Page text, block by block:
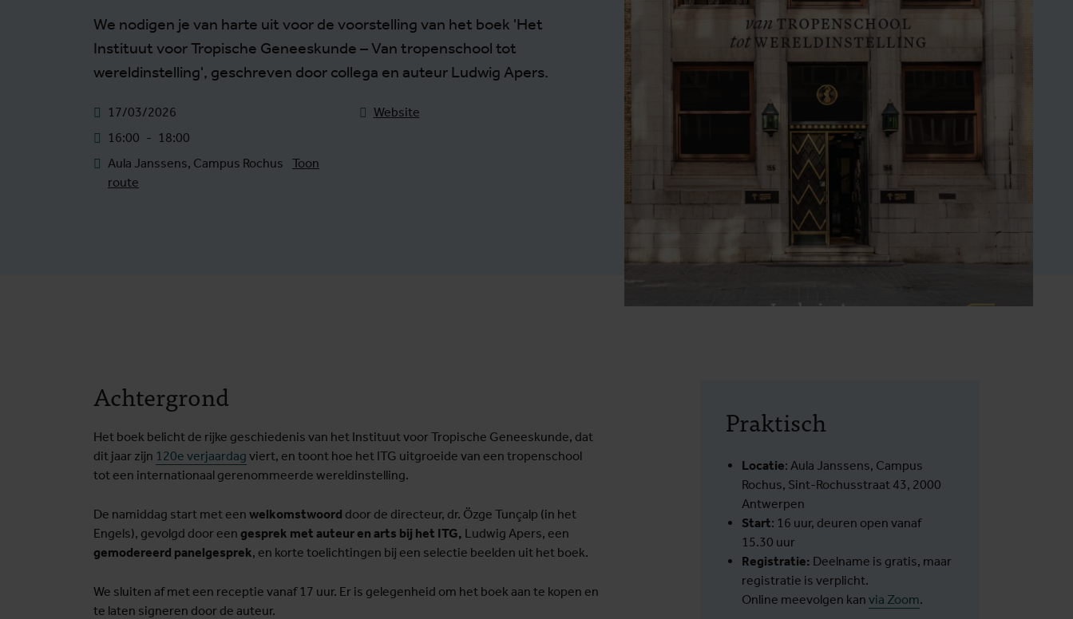
We nodigen je van harte uit voor de voorstelling van het boek 'Het
Instituut voor Tropische Geneeskunde – Van tropenschool tot
wereldinstelling', geschreven door collega en auteur Ludwig Apers.
17/03/2026
16:00 - 18:00
Aula Janssens, Campus Rochus
Toon
route
Website
Achtergrond
Het boek belicht de rijke geschiedenis van het Instituut voor Tropische Geneeskunde, dat
dit jaar zijn 120e verjaardag viert, en toont hoe het ITG uitgroeide van een tropenschool
tot een internationaal gerenommeerde wereldinstelling.
De namiddag start met een welkomstwoord door de directeur, dr. Özge Tunçalp (in het
Engels), gevolgd door een gesprek met auteur en arts bij het ITG, Ludwig Apers, een
gemodereerd panelgesprek, en korte toelichtingen bij een selectie beelden uit het boek.
We sluiten af met een receptie vanaf 17 uur. Er is gelegenheid om het boek aan te kopen en
te laten signeren door de auteur.
Praktisch
Locatie: Aula Janssens, Campus
Rochus, Sint-Rochusstraat 43, 2000
Antwerpen
Start: 16 uur, deuren open vanaf
15.30 uur
Registratie: Deelname is gratis, maar
registratie is verplicht.
Online meevolgen kan via Zoom.